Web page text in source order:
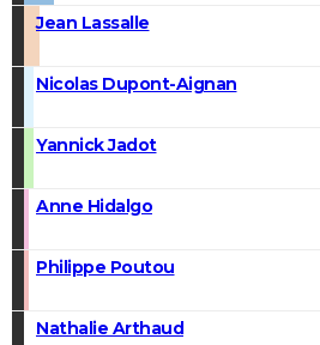
Jean Lassalle
Nicolas Dupont-Aignan
Yannick Jadot
Anne Hidalgo
Philippe Poutou
Nathalie Arthaud